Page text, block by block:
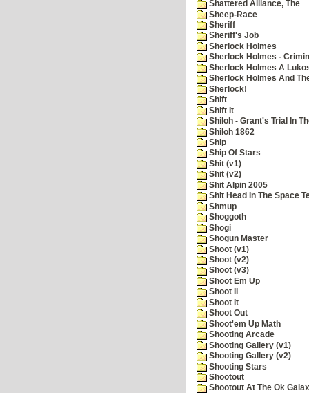
Shattered Alliance, The
Sheep-Race
Sheriff
Sheriff's Job
Sherlock Holmes
Sherlock Holmes -
Sherlock Holmes A
Sherlock Holmes And
Sherlock!
Shift
Shift It
Shiloh - Grant's Trial In
Shiloh 1862
Ship
Ship Of Stars
Shit (v1)
Shit (v2)
Shit Alpin 2005
Shit Head In The Space
Shmup
Shoggoth
Shogi
Shogun Master
Shoot (v1)
Shoot (v2)
Shoot (v3)
Shoot Em Up
Shoot II
Shoot It
Shoot Out
Shoot'em Up Math
Shooting Arcade
Shooting Gallery (v1)
Shooting Gallery (v2)
Shooting Stars
Shootout
Shootout At The Ok